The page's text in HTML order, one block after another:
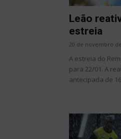
Leão
estreia
20 de novembro
A estreia do
para 22/01. A
antecipada de